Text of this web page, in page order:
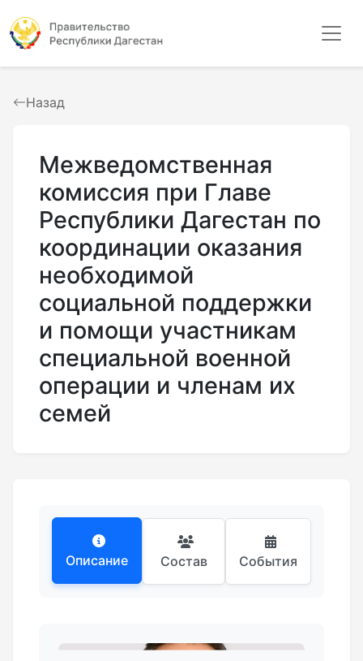
Назад
Межведомственная
комиссия при Главе
Республики Дагестан по
координации оказания
необходимой
социальной поддержки
и помощи участникам
специальной военной
операции и членам их
семей
Описание Состав События